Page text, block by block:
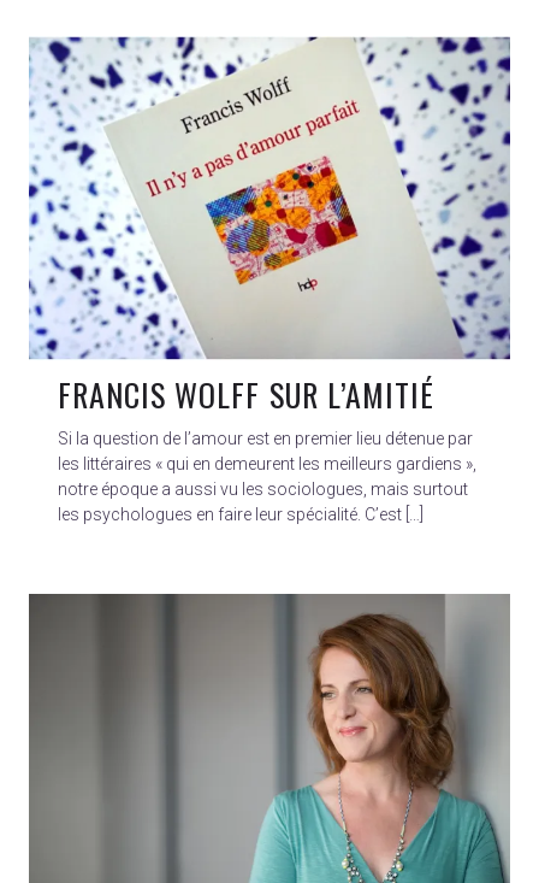
FRANCIS WOLFF SUR L’AMITIÉ
Si la question de l’amour est en premier lieu détenue par
les littéraires « qui en demeurent les meilleurs gardiens »,
notre époque a aussi vu les sociologues, mais surtout
les psychologues en faire leur spécialité. C’est […]